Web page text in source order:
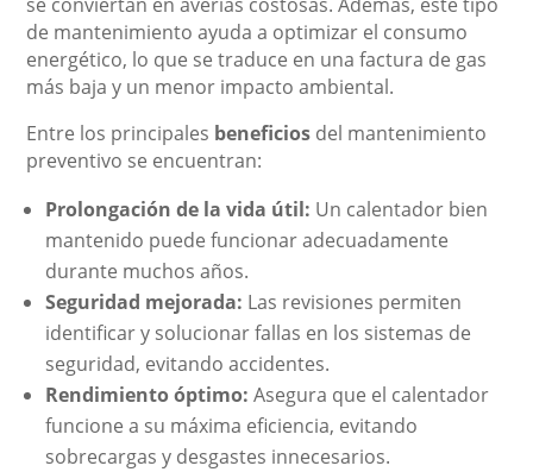
de mantenimiento ayuda a optimizar el consumo
energético, lo que se traduce en una factura de gas
más baja y un menor impacto ambiental.
Entre los principales beneficios del mantenimiento
preventivo se encuentran:
Prolongación de la vida útil: Un calentador bien
mantenido puede funcionar adecuadamente
durante muchos años.
Seguridad mejorada: Las revisiones permiten
identificar y solucionar fallas en los sistemas de
seguridad, evitando accidentes.
Rendimiento óptimo: Asegura que el calentador
funcione a su máxima eficiencia, evitando
sobrecargas y desgastes innecesarios.